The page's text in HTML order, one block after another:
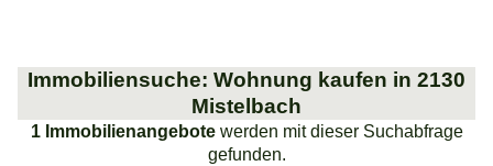
Immobiliensuche: Wohnung kaufen in 2130
Mistelbach
1 Immobilienangebotewerden mit dieser Suchabfrage
gefunden.